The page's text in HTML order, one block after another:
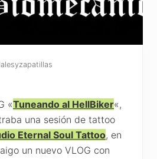
«Tuneando al HellBiker«,
una sesión de tattoo
Eternal Soul Tattoo, en
un nuevo VLOG con